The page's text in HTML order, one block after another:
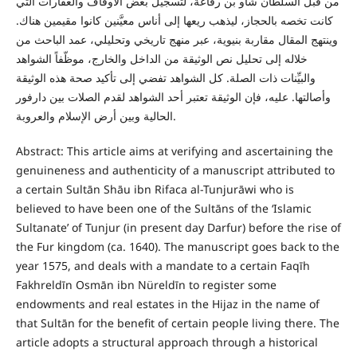
كانت تخصه بالحجاز، ليذهب ريعها إلى أناس معيَّنين كانوا مقيمين هناك.
وينتهج المقال مقاربة بنيوية، عبر منهج تاريخي وتحليلي، عمد الباحث من
خلاله إلى تحليل نص الوثيقة من الداخل والخارج، موظّفاً الشواهد
والبيِّنات ذات الصلة. كل الشواهد تفضي إلى تأكيد صحة هذه الوثيقة
وأصالتها. عليه، فإن الوثيقة تعتبر أحد الشواهد لقدم الصلات بين دارفور
الحالية وبين أرض الإسلام والعروبة.
Abstract: This article aims at verifying and ascertaining the
genuineness and authenticity of a manuscript attributed to
a certain Sultān Shāu ibn Rifaca al-Tunjurāwi who is
believed to have been one of the Sultāns of the ‘Islamic
Sultanate’ of Tunjur (in present day Darfur) before the rise of
the Fur kingdom (ca. 1640). The manuscript goes back to the
year 1575, and deals with a mandate to a certain Faqīh
Fakhreldīn Osmān ibn Nüreldīn to register some
endowments and real estates in the Hijaz in the name of
that Sultān for the benefit of certain people living there. The
article adopts a structural approach through a historical